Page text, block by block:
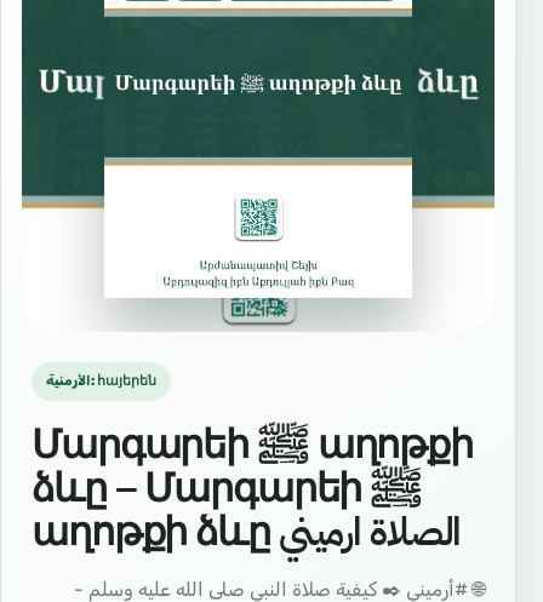
الأرمنية: հայերեն
Մարգարեի ﷺ աղոթքի
ձևը – Մարգարեի ﷺ
աղոթքի ձևը الصلاة ارميني
🌐 #أرميني ✒️ كيفية صلاة النبي صلى الله عليه وسلم -